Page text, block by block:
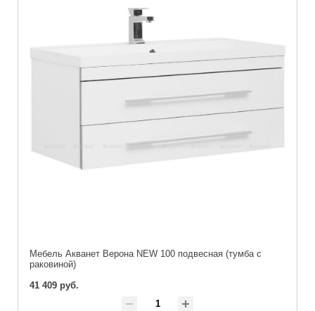
Мебель Акванет Верона NEW 100 подвесная (тумба с
раковиной)
41 409 руб.